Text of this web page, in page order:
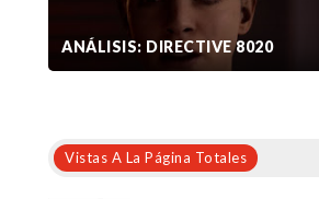
ANÁLISIS: DIRECTIVE 8020
Vistas A La Página Totales